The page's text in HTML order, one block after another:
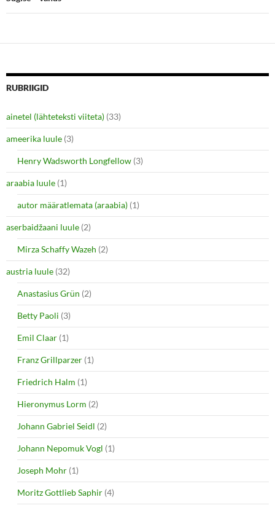
w
w
o
e
w
d
RUBRIIGID
ainetel (lähteteksti viiteta) (33)
ameerika luule (3)
Henry Wadsworth Longfellow (3)
araabia luule (1)
autor määratlemata (araabia) (1)
aserbaidžaani luule (2)
Mirza Schaffy Wazeh (2)
austria luule (32)
Anastasius Grün (2)
Betty Paoli (3)
Emil Claar (1)
Franz Grillparzer (1)
Friedrich Halm (1)
Hieronymus Lorm (2)
Johann Gabriel Seidl (2)
Johann Nepomuk Vogl (1)
Joseph Mohr (1)
Moritz Gottlieb Saphir (4)